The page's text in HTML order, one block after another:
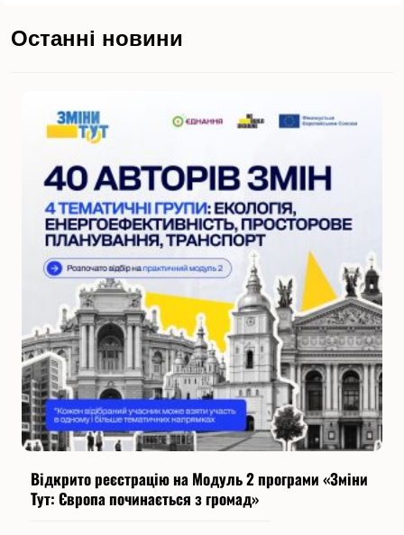
Останні новини
Відкрито реєстрацію на Модуль 2 програми «Зміни
Тут: Європа починається з громад»